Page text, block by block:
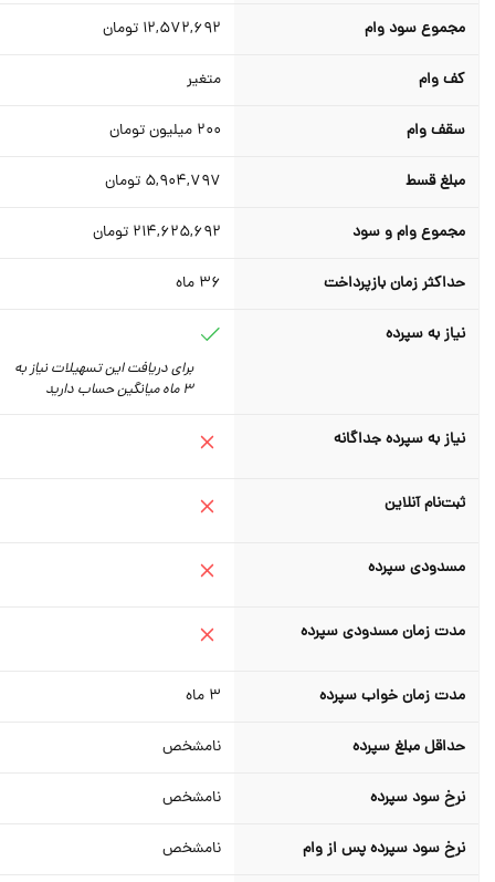
مجموع سود وام 12,572,692تومان
کف وام متغیر
سقف وام میلیون تومان
مبلغ قسط 5,904,797تومان
مجموع وام و سود 214,625,692 تومان
حداکثر زمان بازپرداخت ماه
نیاز به سپرده
برای دریافت این تسهیلات نیاز به
نیاز به سپرده جداگانه
ثبت‌نام آنلاین
مسدودی سپرده
مدت زمان مسدودی سپرده
مدت زمان خواب سپرده ماه
حداقل مبلغ سپرده نامشخص
نرخ سود سپرده نامشخص
نرخ سود سپرده پس از وام نامشخص